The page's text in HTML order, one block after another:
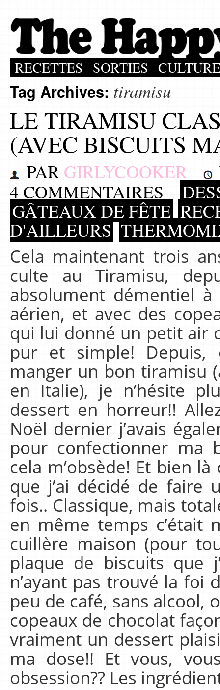
RECETTES SORTIES CULTURE
Tag Archives: tiramisu
LE TIRAMISU
(AVEC BISCUITS
PAR GIRLYCOOKER
4 COMMENTAIRES
GÂTEAUX DE FÊTE
D'AILLEURS
Cela maintenant trois
culte au Tiramisu,
absolument démentiel
aérien, et avec des
qui lui donné un petit air
pur et simple! Depuis,
manger un bon tiramisu
en Italie), je n’hésite
dessert en horreur!!
Noël dernier j’avais
pour confectionner ma
cela m’obsède! Et bien
que j’ai décidé de faire
fois.. Classique, mais
en même temps c’était
cuillère maison (pour
plaque de biscuits que
n’ayant pas trouvé la foi
peu de café, sans alcool,
copeaux de chocolat
vraiment un dessert
ma dose!! Et vous,
obsession?? Les